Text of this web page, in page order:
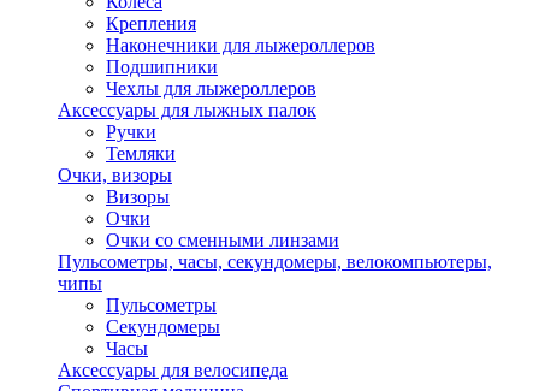
Крепления
Наконечники для лыжероллеров
Подшипники
Чехлы для лыжероллеров
Аксессуары для лыжных палок
Ручки
Темляки
Очки, визоры
Визоры
Очки
Очки со сменными линзами
Пульсометры, часы, секундомеры, велокомпьютеры,
чипы
Пульсометры
Секундомеры
Часы
Аксессуары для велосипеда